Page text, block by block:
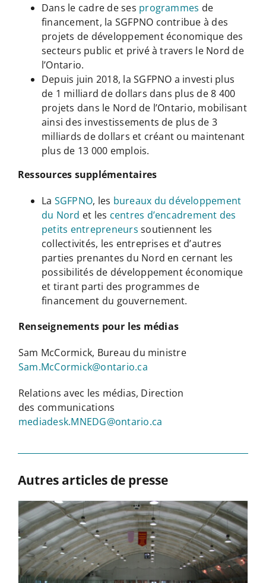
Dans le cadre de ses programmes de
financement, la SGFPNO contribue à des
projets de développement économique des
secteurs public et privé à travers le Nord de
l’Ontario.
Depuis juin 2018, la SGFPNO a investi plus
de 1 milliard de dollars dans plus de 8 400
projets dans le Nord de l’Ontario, mobilisant
ainsi des investissements de plus de 3
milliards de dollars et créant ou maintenant
plus de 13 000 emplois.
Ressources supplémentaires
La SGFPNO, les bureaux du développement
du Nord et les centres d’encadrement des
petits entrepreneurs soutiennent les
collectivités, les entreprises et d’autres
parties prenantes du Nord en cernant les
possibilités de développement économique
et tirant parti des programmes de
financement du gouvernement.
Renseignements pour les médias
Sam McCormick, Bureau du ministre
Sam.McCormick@ontario.ca
Relations avec les médias, Direction
des communications
mediadesk.MNEDG@ontario.ca
Autres articles de presse